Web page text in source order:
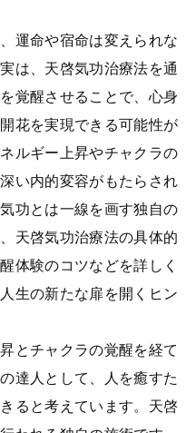
運命や宿命は変えられな
は、天啓気功治療法を通
覚醒させることで、心身
花を実現できる可能性が
ルギー上昇やチャクラの
い内的変容がもたらされ
功とは一線を画す独自の
天啓気功治療法の具体的
体験のコツなどを詳しく
生の新たな扉を開くヒン
とチャクラの覚醒を経て
達人として、人を癒すた
ると考えています。天啓